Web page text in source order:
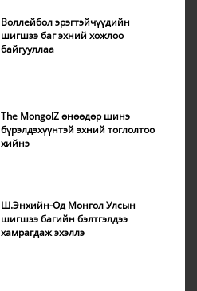
Воллейбол эрэгтэйчүүдийн
шигшээ баг эхний хожлоо
байгууллаа
The MongolZ өнөөдөр шинэ
бүрэлдэхүүнтэй эхний тоглолтоо
хийнэ
Ш.Энхийн-Од Монгол Улсын
шигшээ багийн бэлтгэлдээ
хамрагдаж эхэллэ